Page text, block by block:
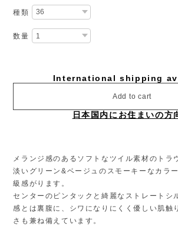
種類
数量
International shipping
Add to cart
日本国内にお住まいの方
メランジ感のあるソフトなツイル素材のトラ
淡いグリーン&ベージュのスモーキーなカラ
級感がります。
センターのピンタックと綺麗なストレートシ
感とは裏腹に、シワになりにくく優しい肌触
さも兼ね備えています。